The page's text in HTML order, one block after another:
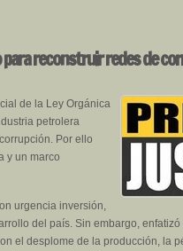
para reconstruir redes de
de la Ley Orgánica
petrolera
Por ello
y un marco
urgencia inversión,
del país. Sin embargo,
el desplome de la producción, la